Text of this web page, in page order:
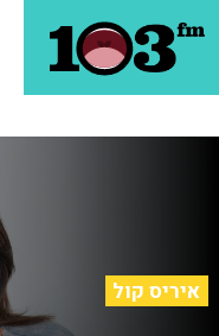
איריס קול